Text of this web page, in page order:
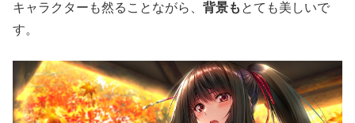
キャラクターも然ることながら、 背景も とても美しいで
す。